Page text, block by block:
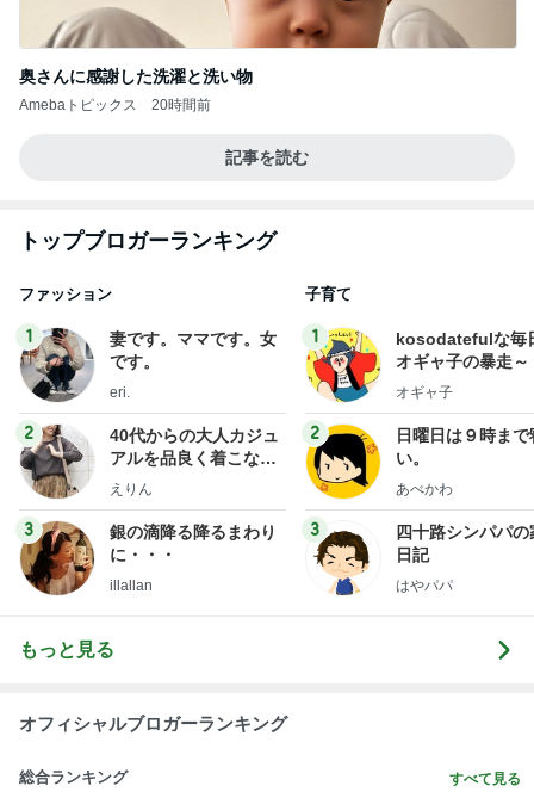
奥さんに感謝した洗濯と洗い物
Amebaトピックス 20時間前
記事を読む
トップブロガーランキング
ファッション
1
妻です。ママです。女
です。
eri.
2
40代からの大人カジュ
アルを品良く着こなす
ファッションブログ
えりん
3
銀の滴降る降るまわり
に・・・
illallan
子育て
1
kosodatefulな毎
オギャ子の暴走～
オギャ子
2
日曜日は９時まで
い。
あべかわ
3
四十路シンパパの
日記
はやパパ
もっと見る
オフィシャルブロガーランキング
総合ランキング すべて見る